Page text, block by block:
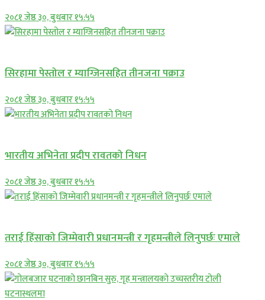
२०८१ जेष्ठ ३०, बुधबार १५:५५
सिरहामा पेस्तोल र म्याग्जिनसहित तीनजना पक्राउ
२०८१ जेष्ठ ३०, बुधबार १५:५५
भारतीय अभिनेता प्रदीप रावतको निधन
२०८१ जेष्ठ ३०, बुधबार १५:५५
तराई हिंसाको जिम्मेवारी प्रधानमन्त्री र गृहमन्त्रीले लिनुपर्छः एमाले
२०८१ जेष्ठ ३०, बुधबार १५:५५